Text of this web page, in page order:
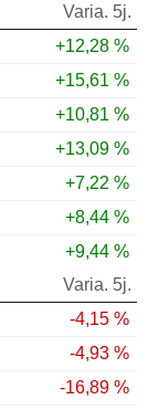
Varia. 5j.
+12,28 %
+15,61 %
+10,81 %
+13,09 %
+7,22 %
+8,44 %
+9,44 %
Varia. 5j.
-4,15 %
-4,93 %
-16,89 %